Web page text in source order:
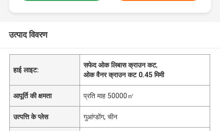
उत्पाद विवरण
हाई लाइट:
सफेद ओक लिबास क्राउन कट,
ओक वैनर क्राउन कट 0.45 मिमी
आपूर्ति की क्षमता प्रति माह 50000㎡
उत्पत्ति के प्लेस गुआंग्डोंग, चीन